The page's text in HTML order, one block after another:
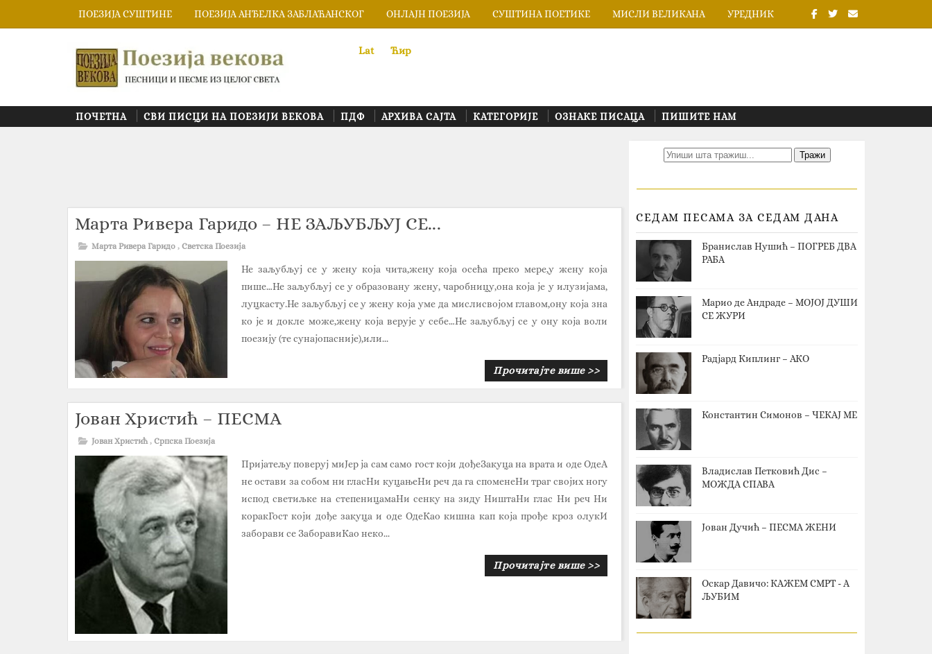
ПОЕЗИЈА СУШТИНЕ ПОЕЗИЈА АНЂЕЛКА ЗАБЛАЋАНСКОГ ОНЛАЈН ПОЕЗИЈА СУШТИНА ПОЕТИКЕ МИСЛИ ВЕЛИКАНА УРЕДНИК
Lat Ћир
ПОЧЕТНА СВИ ПИСЦИ НА ПОЕЗИЈИ ВЕКОВА ПДФ АРХИВА САЈТА КАТЕГОРИЈЕ ОЗНАКЕ ПИСАЦА ПИШИТЕ НАМ
Марта Ривера Гаридо – НЕ ЗАЉУБЉУЈ СЕ...
Марта Ривера Гаридо , Светска Поезија
Не заљубљуј се у жену која чита,жену која осећа преко мере,у жену која
пише…Не заљубљуј се у образовану жену, чаробницу,она која је у илузијама,
луцкасту.Не заљубљуј се у жену која уме да мислисвојом главом,ону која зна
ко је и докле може,жену која верује у себе…Не заљубљуј се у ону која воли
поезију (те сунајопасније),или...
Прочитајте више >>
Јован Христић – ПЕСМА
Јован Христић , Српска Поезија
Пријатељу поверуј миЈер ја сам само гост који дођеЗакуца на врата и оде ОдеА
не остави за собом ни гласНи куцањеНи реч да га споменеНи траг својих ногу
испод светиљке на степеницамаНи сенку на зиду НиштаНи глас Ни реч Ни
коракГост који дође закуца и оде ОдеКао кишна кап која прође кроз олукИ
заборави се ЗаборавиКао неко...
Прочитајте више >>
СЕДАМ ПЕСАМА ЗА СЕДАМ ДАНА
Бранислав Нушић – ПОГРЕБ ДВА
РАБА
Марио де Андраде – МОЈОЈ ДУШИ
СЕ ЖУРИ
Радјард Киплинг – АКО
Константин Симонов – ЧЕКАЈ МЕ
Владислав Петковић Дис –
МОЖДА СПАВА
Јован Дучић – ПЕСМА ЖЕНИ
Оскар Давичо‎: КАЖЕМ СМРТ - А
ЉУБИМ